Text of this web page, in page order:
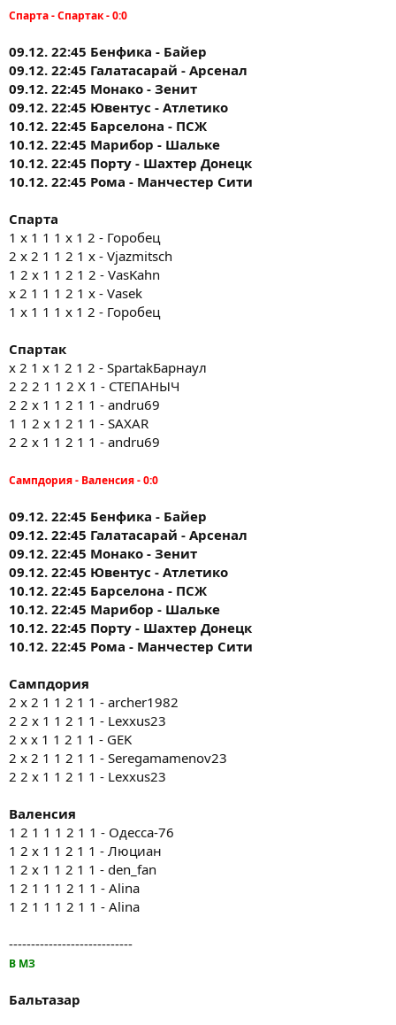
Спарта - Спартак - 0:0
09.12. 22:45 Бенфика - Байер
09.12. 22:45 Галатасарай - Арсенал
09.12. 22:45 Монако - Зенит
09.12. 22:45 Ювентус - Атлетико
10.12. 22:45 Барселона - ПСЖ
10.12. 22:45 Марибор - Шальке
10.12. 22:45 Порту - Шахтер Донецк
10.12. 22:45 Рома - Манчестер Сити
Спарта
1 х 1 1 1 х 1 2 - Горобец
2 х 2 1 1 2 1 х - Vjazmitsch
1 2 х 1 1 2 1 2 - VasKahn
x 2 1 1 1 2 1 x - Vasek
1 х 1 1 1 х 1 2 - Горобец
Спартак
х 2 1 х 1 2 1 2 - SpartakБарнаул
2 2 2 1 1 2 X 1 - СТЕПАНЫЧ
2 2 х 1 1 2 1 1 - andru69
1 1 2 x 1 2 1 1 - SAXAR
2 2 х 1 1 2 1 1 - andru69
Сампдория - Валенсия - 0:0
09.12. 22:45 Бенфика - Байер
09.12. 22:45 Галатасарай - Арсенал
09.12. 22:45 Монако - Зенит
09.12. 22:45 Ювентус - Атлетико
10.12. 22:45 Барселона - ПСЖ
10.12. 22:45 Марибор - Шальке
10.12. 22:45 Порту - Шахтер Донецк
10.12. 22:45 Рома - Манчестер Сити
Сампдория
2 x 2 1 1 2 1 1 - archer1982
2 2 x 1 1 2 1 1 - Lexxus23
2 x x 1 1 2 1 1 - GEK
2 x 2 1 1 2 1 1 - Seregamamenov23
2 2 x 1 1 2 1 1 - Lexxus23
Валенсия
1 2 1 1 1 2 1 1 - Одесса-76
1 2 х 1 1 2 1 1 - Люциан
1 2 х 1 1 2 1 1 - den_fan
1 2 1 1 1 2 1 1 - Alina
1 2 1 1 1 2 1 1 - Alina
----------------------------
В МЗ
Бальтазар